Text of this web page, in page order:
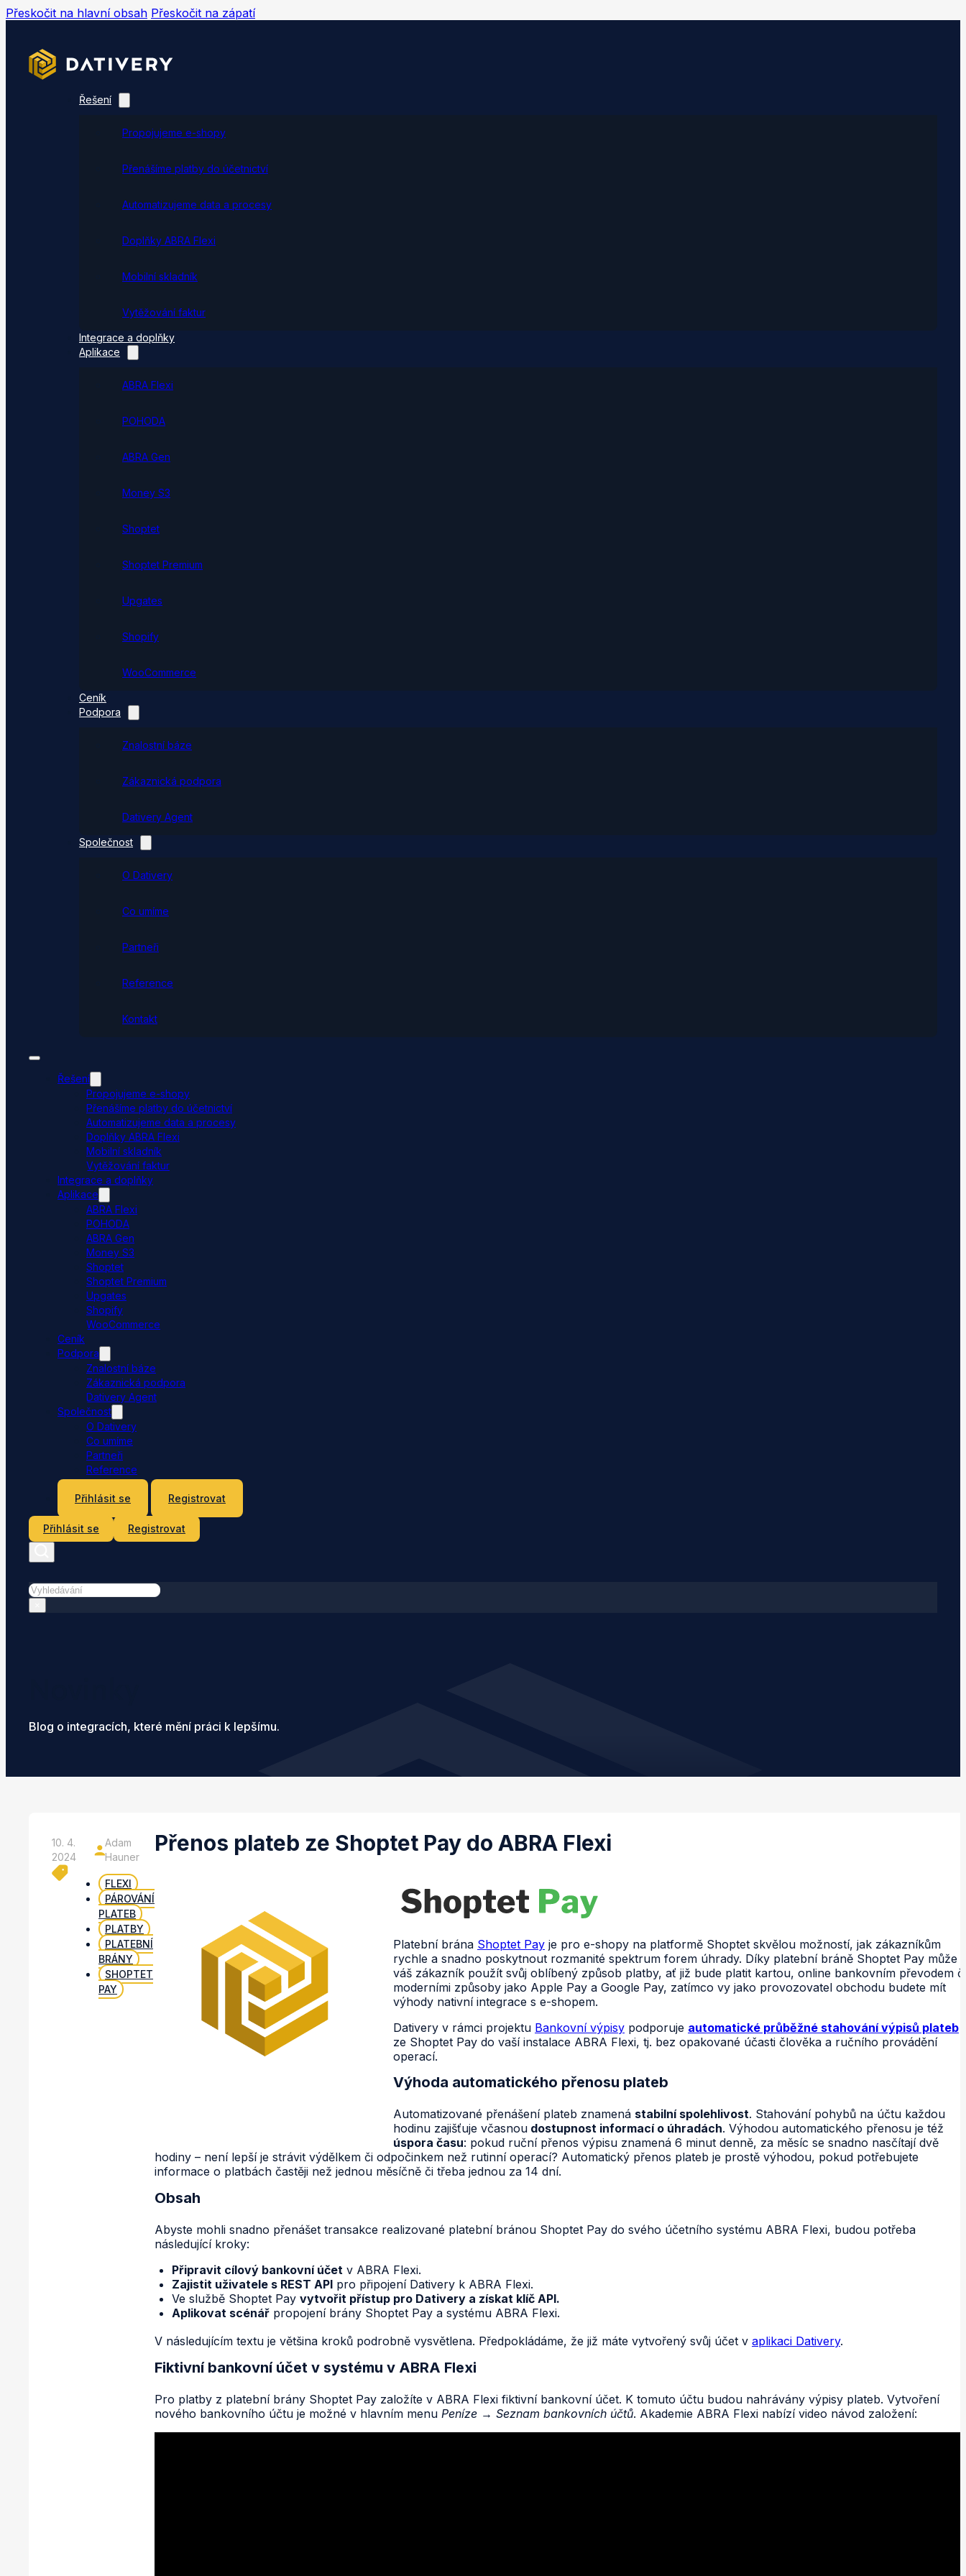
Přeskočit na hlavní obsah Přeskočit na zápatí
Řešení
Propojujeme e-shopy
Přenášíme platby do účetnictví
Automatizujeme data a procesy
Doplňky ABRA Flexi
Mobilní skladník
Vytěžování faktur
Integrace a doplňky
Aplikace
ABRA Flexi
POHODA
ABRA Gen
Money S3
Shoptet
Shoptet Premium
Upgates
Shopify
WooCommerce
Ceník
Podpora
Znalostní báze
Zákaznická podpora
Dativery Agent
Společnost
O Dativery
Co umíme
Partneři
Reference
Kontakt
Řešení
Propojujeme e-shopy
Přenášíme platby do účetnictví
Automatizujeme data a procesy
Doplňky ABRA Flexi
Mobilní skladník
Vytěžování faktur
Integrace a doplňky
Aplikace
ABRA Flexi
POHODA
ABRA Gen
Money S3
Shoptet
Shoptet Premium
Upgates
Shopify
WooCommerce
Ceník
Podpora
Znalostní báze
Zákaznická podpora
Dativery Agent
Společnost
O Dativery
Co umíme
Partneři
Reference
Přihlásit se
Registrovat
Přihlásit se Registrovat
Hledat
Blog o integracích, které mění práci k lepšímu.
10. 4.
2024
Adam
Hauner
FLEXI
PÁROVÁNÍ
PLATEB
PLATBY
PLATEBNÍ
BRÁNY
SHOPTET
PAY
Přenos plateb ze Shoptet Pay do ABRA Flexi
Platební brána Shoptet Pay je pro e-shopy na platformě Shoptet skvělou možností, jak zákazníkům
rychle a snadno poskytnout rozmanité spektrum forem úhrady. Díky platební bráně Shoptet Pay může
váš zákazník použít svůj oblíbený způsob platby, ať již bude platit kartou, online bankovním převodem či
moderními způsoby jako Apple Pay a Google Pay, zatímco vy jako provozovatel obchodu budete mít
výhody nativní integrace s e-shopem.
Dativery v rámci projektu Bankovní výpisy podporuje automatické průběžné stahování výpisů plateb
ze Shoptet Pay do vaší instalace ABRA Flexi, tj. bez opakované účasti člověka a ručního provádění
operací.
Výhoda automatického přenosu plateb
Automatizované přenášení plateb znamená stabilní spolehlivost. Stahování pohybů na účtu každou
hodinu zajišťuje včasnou dostupnost informací o úhradách. Výhodou automatického přenosu je též
úspora času: pokud ruční přenos výpisu znamená 6 minut denně, za měsíc se snadno nasčítají dvě
hodiny – není lepší je strávit výdělkem či odpočinkem než rutinní operací? Automatický přenos plateb je prostě výhodou, pokud potřebujete
informace o platbách častěji než jednou měsíčně či třeba jednou za 14 dní.
Obsah
Abyste mohli snadno přenášet transakce realizované platební bránou Shoptet Pay do svého účetního systému ABRA Flexi, budou potřeba
následující kroky:
Připravit cílový bankovní účet v ABRA Flexi.
Zajistit uživatele s REST API pro připojení Dativery k ABRA Flexi.
Ve službě Shoptet Pay vytvořit přístup pro Dativery a získat klíč API.
Aplikovat scénář propojení brány Shoptet Pay a systému ABRA Flexi.
V následujícím textu je většina kroků podrobně vysvětlena. Předpokládáme, že již máte vytvořený svůj účet v aplikaci Dativery.
Fiktivní bankovní účet v systému v ABRA Flexi
Pro platby z platební brány Shoptet Pay založíte v ABRA Flexi fiktivní bankovní účet. K tomuto účtu budou nahrávány výpisy plateb. Vytvoření
nového bankovního účtu je možné v hlavním menu Peníze → Seznam bankovních účtů. Akademie ABRA Flexi nabízí video návod založení: